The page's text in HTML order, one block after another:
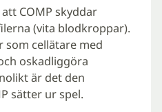
COMP skyddar
(vita blodkroppar).
cellätare med
oskadliggöra
är det den
sätter ur spel.